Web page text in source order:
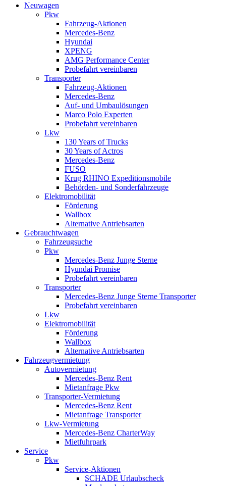
Neuwagen
Pkw
Fahrzeug-Aktionen
Mercedes-Benz
Hyundai
XPENG
AMG Performance Center
Probefahrt vereinbaren
Transporter
Fahrzeug-Aktionen
Mercedes-Benz
Auf- und Umbaulösungen
Marco Polo Experten
Probefahrt vereinbaren
Lkw
130 Years of Trucks
30 Years of Actros
Mercedes-Benz
FUSO
Krug RHINO Expeditionsmobile
Behörden- und Sonderfahrzeuge
Elektromobilität
Förderung
Wallbox
Alternative Antriebsarten
Gebrauchtwagen
Fahrzeugsuche
Pkw
Mercedes-Benz Junge Sterne
Hyundai Promise
Probefahrt vereinbaren
Transporter
Mercedes-Benz Junge Sterne Transporter
Probefahrt vereinbaren
Lkw
Elektromobilität
Förderung
Wallbox
Alternative Antriebsarten
Fahrzeugvermietung
Autovermietung
Mercedes-Benz Rent
Mietanfrage Pkw
Transporter-Vermietung
Mercedes-Benz Rent
Mietanfrage Transporter
Lkw-Vermietung
Mercedes-Benz CharterWay
Mietfuhrpark
Service
Pkw
Service-Aktionen
SCHADE Urlaubscheck